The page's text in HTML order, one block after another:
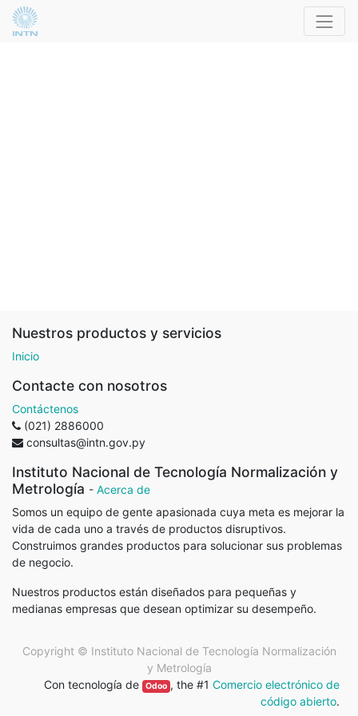
Nuestros productos y servicios
Inicio
Contacte con nosotros
Contáctenos
(021) 2886000
consultas@intn.gov.py
Instituto Nacional de Tecnología Normalización y
Metrología - Acerca de
Somos un equipo de gente apasionada cuya meta es mejorar la
vida de cada uno a través de productos disruptivos.
Construimos grandes productos para solucionar sus problemas
de negocio.
Nuestros productos están diseñados para pequeñas y
medianas empresas que desean optimizar su desempeño.
Copyright © Instituto Nacional de Tecnología Normalización
y Metrología
Con tecnología de
Odoo , the #1 Comercio electrónico de
código abierto.